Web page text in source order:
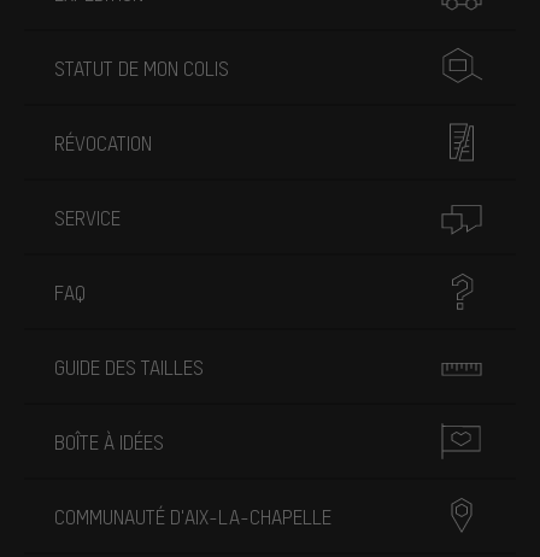
STATUT DE MON COLIS
RÉVOCATION
SERVICE
FAQ
GUIDE DES TAILLES
BOÎTE À IDÉES
COMMUNAUTÉ D'AIX-LA-CHAPELLE